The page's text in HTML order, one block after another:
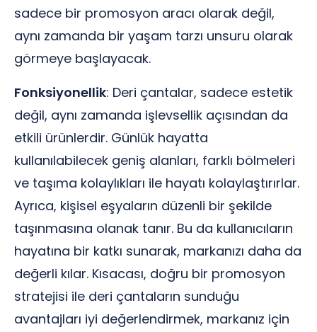
sadece bir promosyon aracı olarak değil,
aynı zamanda bir yaşam tarzı unsuru olarak
görmeye başlayacak.
Fonksiyonellik: Deri çantalar, sadece estetik
değil, aynı zamanda işlevsellik açısından da
etkili ürünlerdir. Günlük hayatta
kullanılabilecek geniş alanları, farklı bölmeleri
ve taşıma kolaylıkları ile hayatı kolaylaştırırlar.
Ayrıca, kişisel eşyaların düzenli bir şekilde
taşınmasına olanak tanır. Bu da kullanıcıların
hayatına bir katkı sunarak, markanızı daha da
değerli kılar. Kısacası, doğru bir promosyon
stratejisi ile deri çantaların sunduğu
avantajları iyi değerlendirmek, markanız için